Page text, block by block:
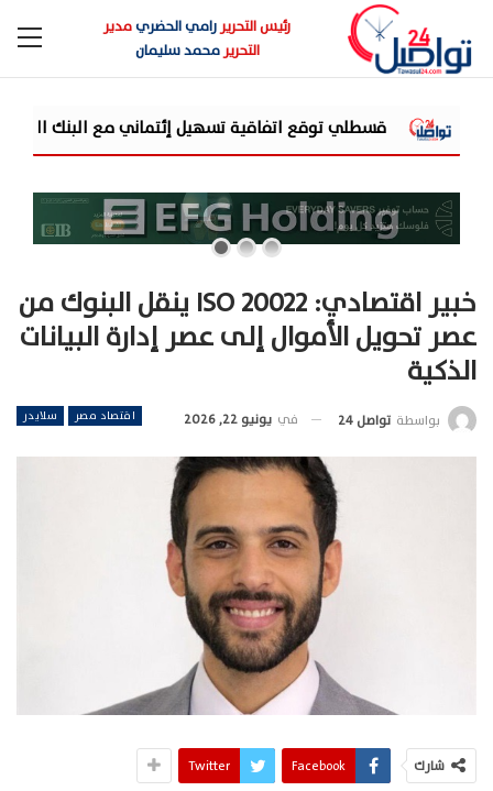
رئيس التحريررامي الحضريمدير
التحريرمحمد سليمان
تسهيل إئتماني مع البنك الأهلي المصري... وتستهدف محفظة تمويلية
خبير اقتصادي: ISO 20022 ينقل البنوك من
عصر تحويل الأموال إلى عصر إدارة البيانات
الذكية
اقتصاد مصر سلايدر بواسطة تواصل 24 في يونيو 22, 2026
شارك Facebook
Twitter